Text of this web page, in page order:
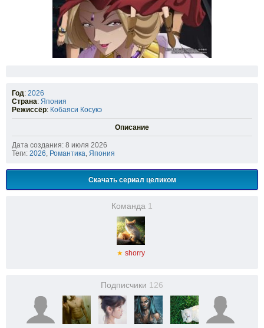
Год: 2026
Страна: Япония
Режиссёр: Кобаяси Косукэ
Описание
Дата создания: 8 июля 2026
Теги: 2026, Романтика, Япония
Скачать сериал целиком
Команда 1
★ shorry
Подписчики 126